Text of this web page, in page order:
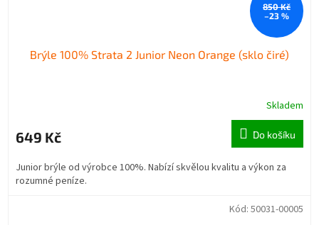
850 Kč
–23 %
Brýle 100% Strata 2 Junior Neon Orange (sklo čiré)
Skladem
649 Kč Do košíku
Junior brýle od výrobce 100%. Nabízí skvělou kvalitu a výkon za
rozumné peníze.
Kód: 50031-00005